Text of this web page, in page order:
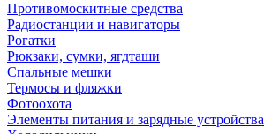
Противомоскитные средства
Радиостанции и навигаторы
Рогатки
Рюкзаки, сумки, ягдташи
Спальные мешки
Термосы и фляжки
Фотоохота
Элементы питания и зарядные устройства